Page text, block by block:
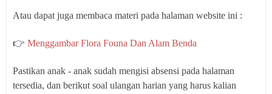
Atau dapat juga membaca materi pada halaman website ini :
👉 Menggambar Flora Founa Dan Alam Benda
Pastikan anak - anak sudah mengisi absensi pada halaman
tersedia, dan berikut soal ulangan harian yang harus kalian